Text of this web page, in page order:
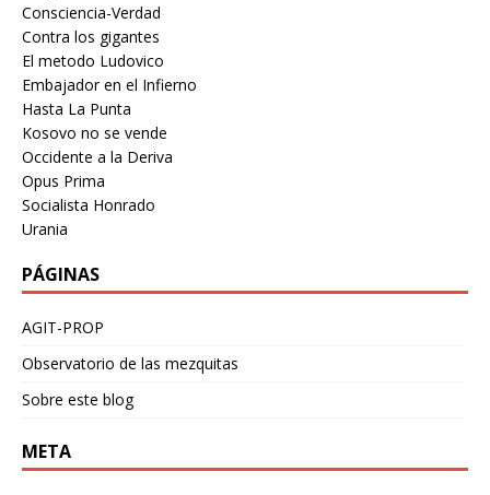
Consciencia-Verdad
Contra los gigantes
El metodo Ludovico
Embajador en el Infierno
Hasta La Punta
Kosovo no se vende
Occidente a la Deriva
Opus Prima
Socialista Honrado
Urania
PÁGINAS
AGIT-PROP
Observatorio de las mezquitas
Sobre este blog
META